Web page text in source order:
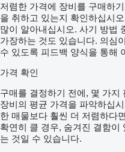
저렴한 가격에 장비를 구매하
을 취하고 있는지 확인하십시
많이 알아내십시오. 사기 방법
가장하는 것도 있습니다. 의심
수 있도록 피드백 양식을 통해
가격 확인
구매를 결정하기 전에, 몇 가
장비의 평균 가격을 파악하십
한 매물보다 훨씬 더 저렴하다
확연히 클 경우, 숨겨진 결함
는 것일 수 있습니다.